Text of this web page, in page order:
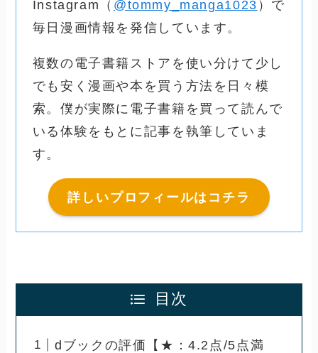
Instagram（ @tommy_manga1023 ）で
毎日漫画情報を発信しています。
複数の電子書籍ストアを使い分けて少し
でも安く漫画や本を買う方法を日々模
索。僕が実際に電子書籍を買って読んで
いる体験をもとに記事を執筆していま
す。
詳しいプロフィールはコチラ
目次
dブックの評価【★：4.2点/5点満